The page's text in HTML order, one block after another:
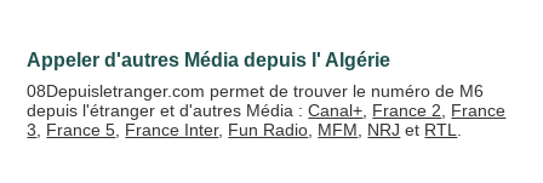
Appeler d'autres Média depuis l' Algérie
08Depuisletranger.com permet de trouver le numéro de M6
depuis l'étranger et d'autres Média :Canal+ France 2
France
3
France 5 France Inter, Fun Radio MFM NRJ et RTL